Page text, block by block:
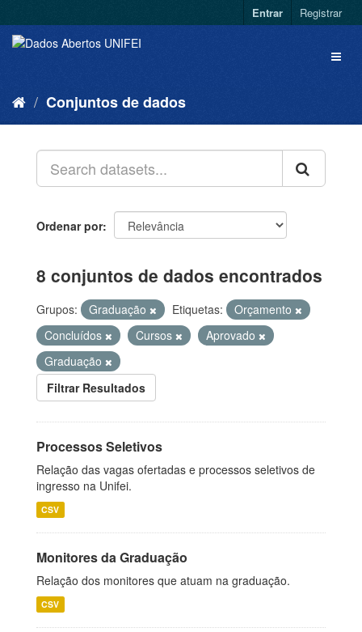
Entrar Registrar
Conjuntos de dados
Ordenar por
8 conjuntos de dados encontrados
Grupos: Graduação Etiquetas:
Orçamento
Concluídos
Cursos
Aprovado
Graduação
Filtrar Resultados
Processos Seletivos
Relação das vagas ofertadas e processos seletivos de
ingresso na Unifei.
CSV
Monitores da Graduação
Relação dos monitores que atuam na graduação.
CSV